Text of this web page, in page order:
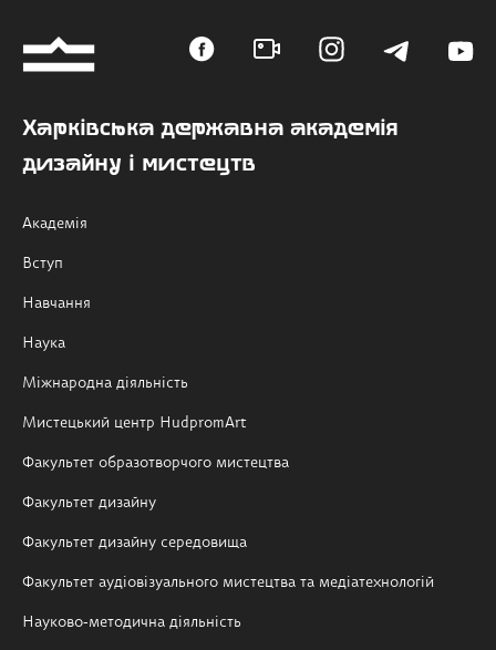
Харківська державна академія
дизайну і мистецтв
Академія
Вступ
Навчання
Наука
Міжнародна діяльність
Мистецький центр HudpromArt
Факультет образотворчого мистецтва
Факультет дизайну
Факультет дизайну середовища
Факультет аудіовізуального мистецтва та медіатехнологій
Науково-методична діяльність